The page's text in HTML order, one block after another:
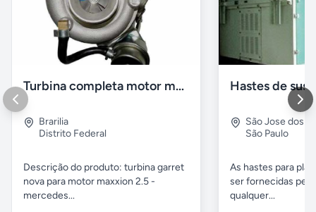
Turbina completa motor maxion sprinter 310
Brarilia
Distrito Federal
Descrição do produto: turbina garret
nova para motor maxxion 2.5 -
mercedes...
São Jose dos
São Paulo
As hastes para
ser fornecidas
qualquer...